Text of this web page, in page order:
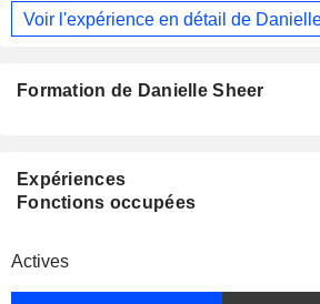
Voir l'expérience en détail de
Formation de Danielle Sheer
Expériences
Fonctions occupées
Actives